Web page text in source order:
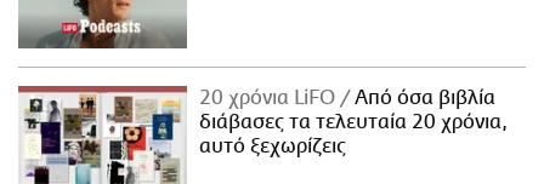
20 χρόνια LiFO
Από όσα βιβλία
διάβασες τα τελευταία 20 χρόνια,
αυτό ξεχωρίζεις